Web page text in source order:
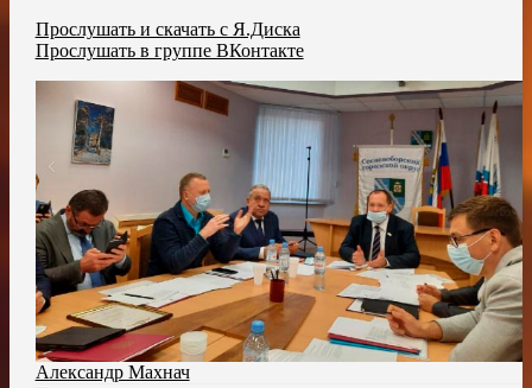
Прослушать и скачать с Я.Диска
Прослушать в группе ВКонтакте
Александр Махнач